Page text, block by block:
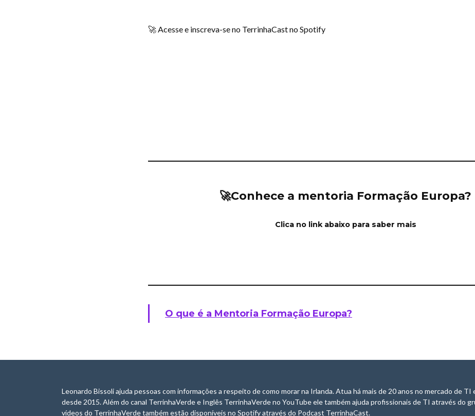
🚀 Acesse e inscreva-se no TerrinhaCast no Spotify
🚀Conhece a mentoria Formação Europa?
Clica no link abaixo para saber mais
O que é a Mentoria Formação Europa?
Leonardo Bissoli ajuda pessoas com informações a respeito de como morar na Irlanda. Atua há mais de 20 anos no mercado de
desde 2015. Além do canal TerrinhaVerde e Inglês TerrinhaVerde no YouTube ele também ajuda profissionais de TI através do
vídeos do TerrinhaVerde também estão disponíveis no Spotify através do Podcast TerrinhaCast.